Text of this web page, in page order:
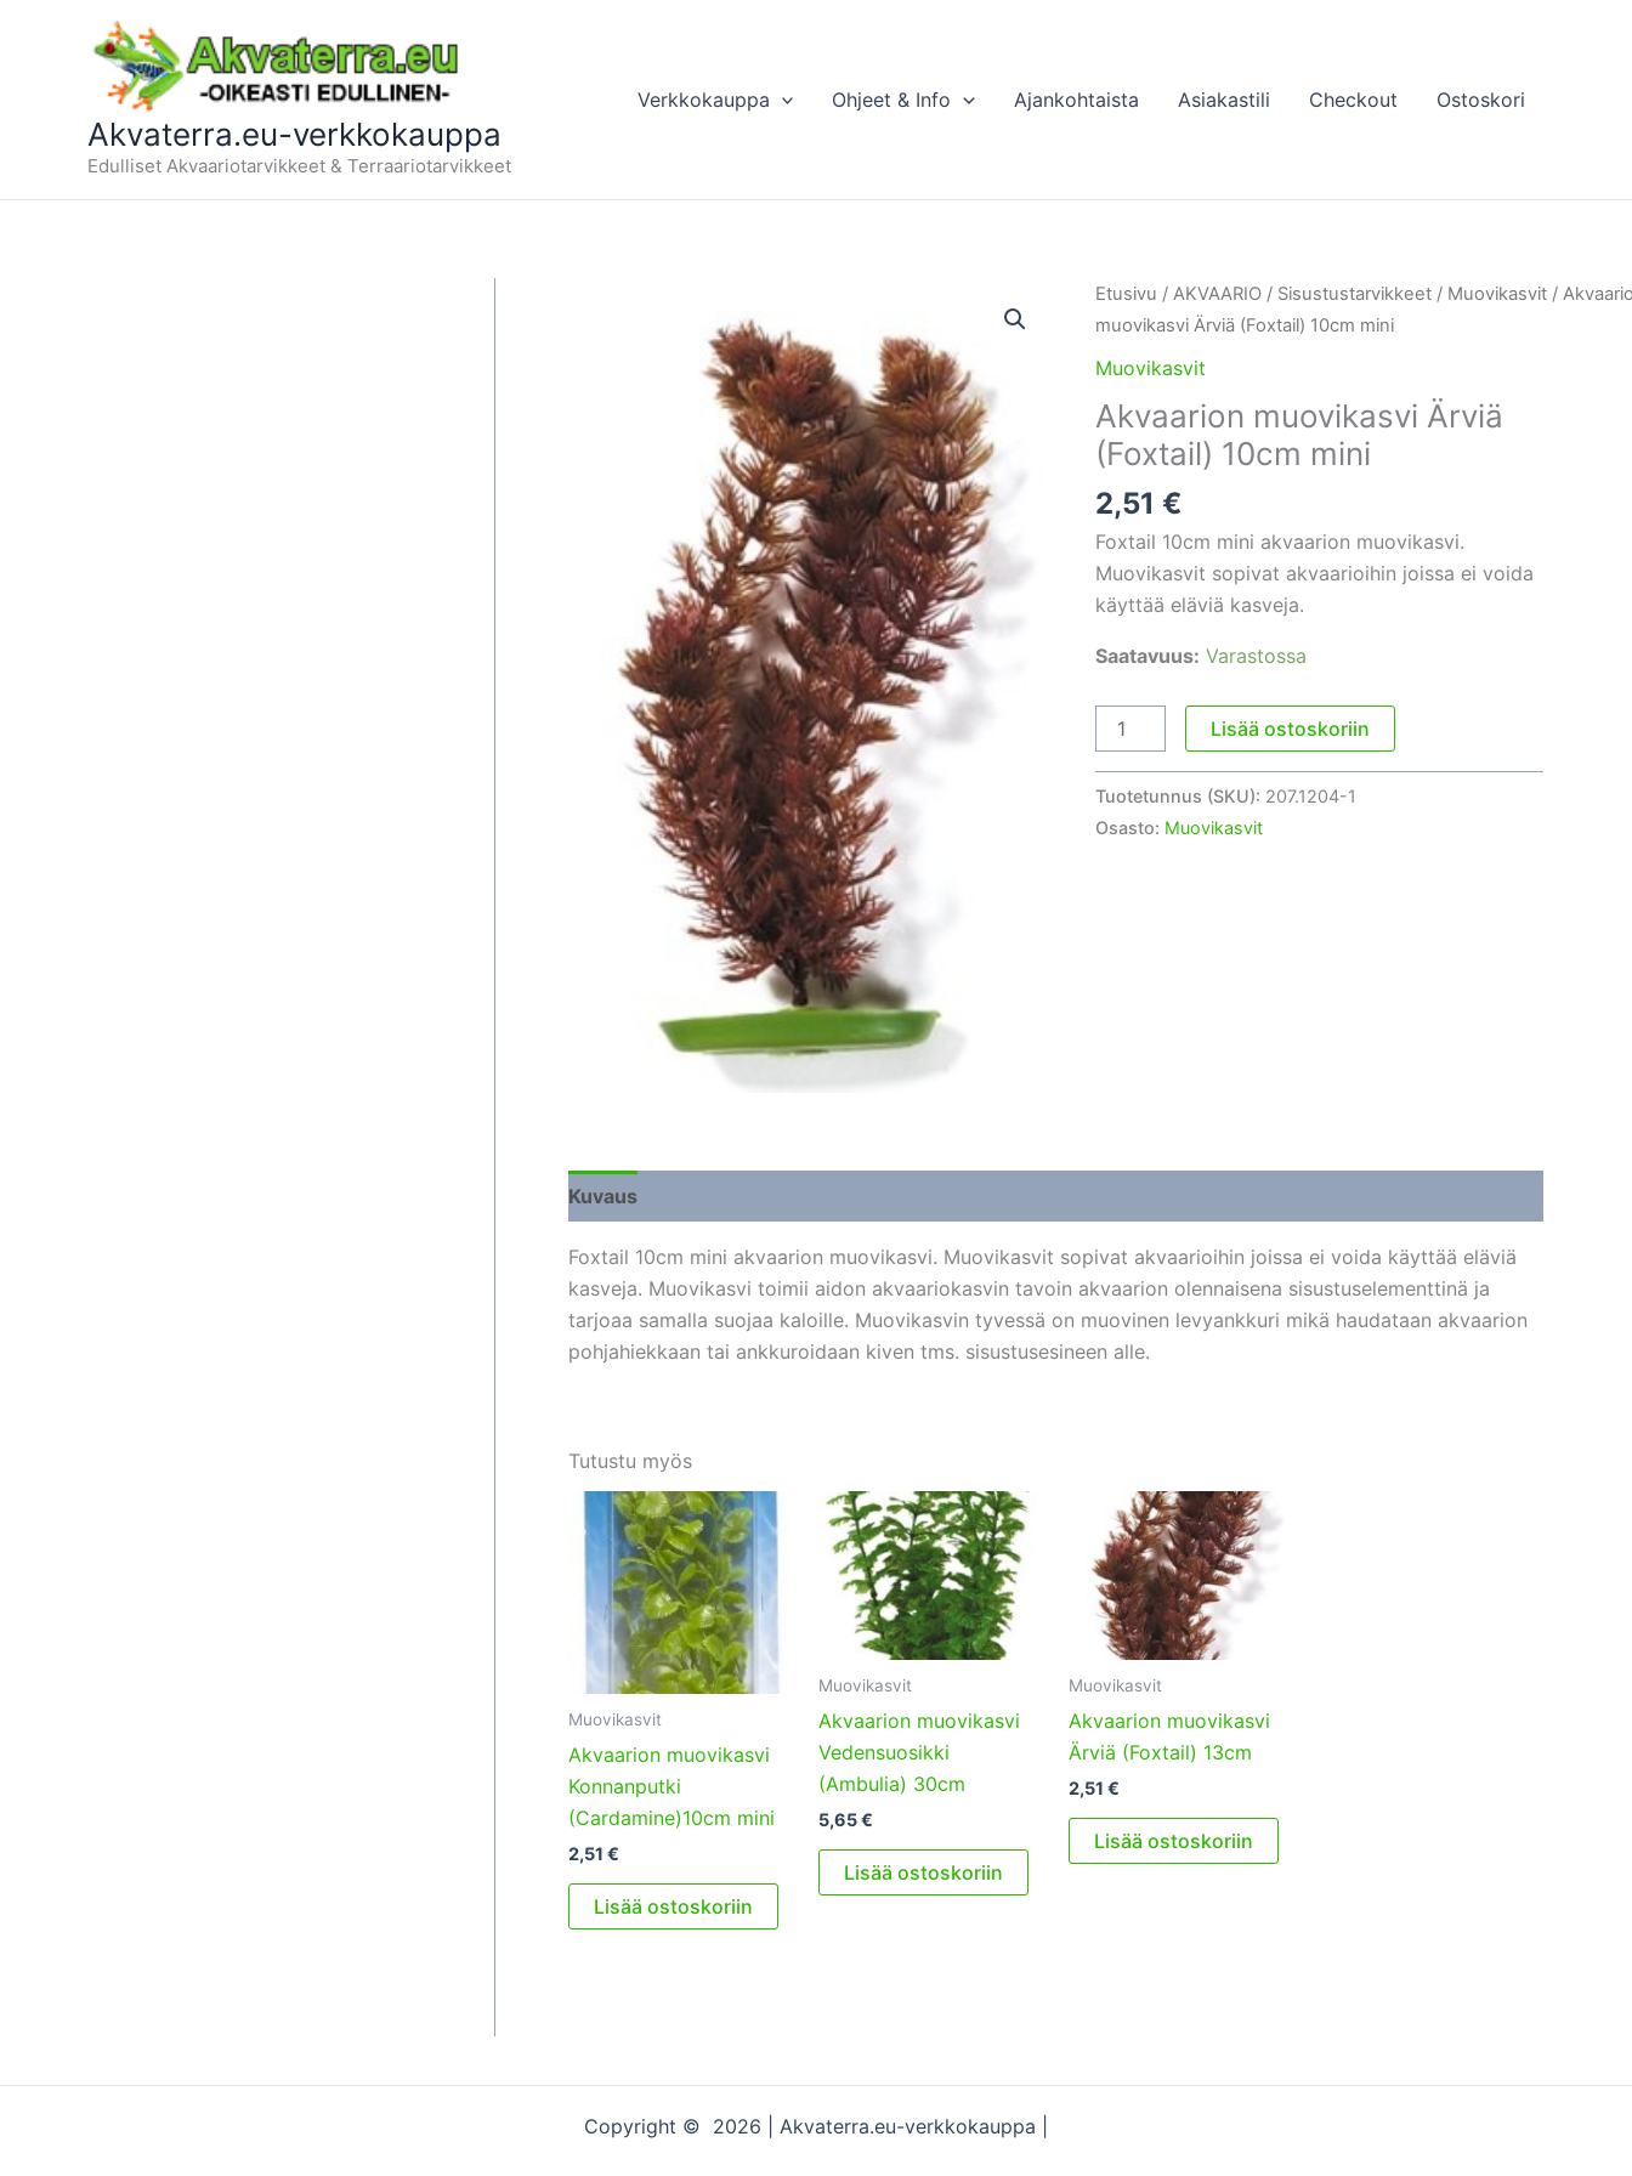
Akvaterra.eu-verkkokauppa
Edulliset Akvaariotarvikkeet & Terraariotarvikkeet
Verkkokauppa Ohjeet & Info Ajankohtaista Asiakastili Checkout Ostoskori
Etusivu / AKVAARIO/ Sisustustarvikkeet/ Muovikasvit/
muovikasvi Ärviä (Foxtail) 10cm mini
Muovikasvit
Akvaarion muovikasvi Ärviä
(Foxtail) 10cm mini
2,51 €
Foxtail 10cm mini akvaarion muovikasvi.
Muovikasvit sopivat akvaarioihin joissa ei voida
käyttää eläviä kasveja.
Saatavuus: Varastossa
Akvaarion
muovikasvi
Ärviä
(Foxtail)
Lisää ostoskoriin
Tuotetunnus (SKU): 207.1204-1
Osasto: Muovikasvit
Kuvaus
Foxtail 10cm mini akvaarion muovikasvi. Muovikasvit sopivat akvaarioihin joissa ei voida käyttää eläviä
kasveja. Muovikasvi toimii aidon akvaariokasvin tavoin akvaarion olennaisena sisustuselementtinä ja
tarjoaa samalla suojaa kaloille. Muovikasvin tyvessä on muovinen levyankkuri mikä haudataan akvaarion
pohjahiekkaan tai ankkuroidaan kiven tms. sisustusesineen alle.
Tutustu myös
Muovikasvit
Akvaarion muovikasvi
Konnanputki
(Cardamine)10cm mini
2,51 €
Lisää ostoskoriin
Muovikasvit
Akvaarion muovikasvi
Vedensuosikki
(Ambulia) 30cm
5,65€
Lisää ostoskoriin
Muovikasvit
Akvaarion muovikasvi
Ärviä (Foxtail) 13cm
2,51 €
Lisää ostoskoriin
Copyright © 2026 | Akvaterra.eu-verkkokauppa |